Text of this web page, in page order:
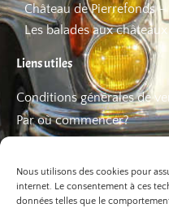
Nous utilisons des cookies pour
internet. Le consentement à ces
données telles que le
Château de Pierrefonds –
Les balades aux châteaux
Liens utiles
Conditions générales de
Par où commencer?
Les bons plans